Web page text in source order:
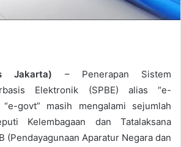
Jakarta) – Penerapan Sistem
Elektronik (SPBE) alias “e-
govt” masih mengalami sejumlah
Kelembagaan dan Tatalaksana
(Pendayagunaan Aparatur Negara dan